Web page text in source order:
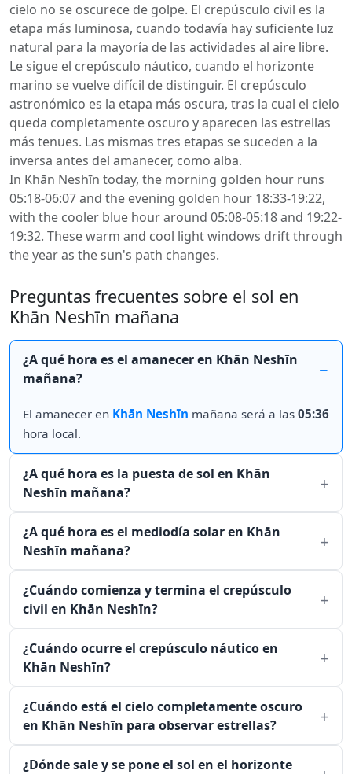
cielo no se oscurece de golpe. El crepúsculo civil es la
etapa más luminosa, cuando todavía hay suficiente luz
natural para la mayoría de las actividades al aire libre.
Le sigue el crepúsculo náutico, cuando el horizonte
marino se vuelve difícil de distinguir. El crepúsculo
astronómico es la etapa más oscura, tras la cual el cielo
queda completamente oscuro y aparecen las estrellas
más tenues. Las mismas tres etapas se suceden a la
inversa antes del amanecer, como alba.
In Khān Neshīn today, the morning golden hour runs
05:18-06:07 and the evening golden hour 18:33-19:22,
with the cooler blue hour around 05:08-05:18 and 19:22-
19:32. These warm and cool light windows drift through
the year as the sun's path changes.
Preguntas frecuentes sobre el sol en
Khān Neshīn mañana
¿A qué hora es el amanecer en Khān Neshīn
mañana?
El amanecer en Khān Neshīn mañana será a las 05:36
hora local.
¿A qué hora es la puesta de sol en Khān
Neshīn mañana?
¿A qué hora es el mediodía solar en Khān
Neshīn mañana?
¿Cuándo comienza y termina el crepúsculo
civil en Khān Neshīn?
¿Cuándo ocurre el crepúsculo náutico en
Khān Neshīn?
¿Cuándo está el cielo completamente oscuro
en Khān Neshīn para observar estrellas?
¿Dónde sale y se pone el sol en el horizonte